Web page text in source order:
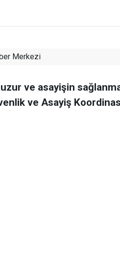
Merkezi
ve asayişin
ve Asayiş